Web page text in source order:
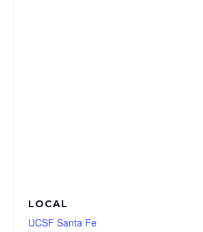
LOCAL
UCSF Santa Fe